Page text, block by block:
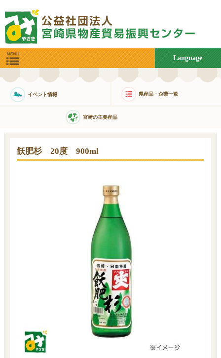
Language
イベント情報 県産品・企業一覧
宮崎の主要産品
飫肥杉 20度 900ml